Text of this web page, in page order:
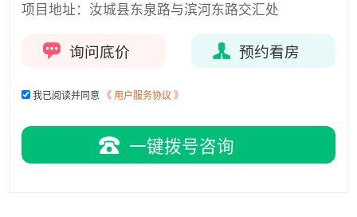
项目地址： 汝城县东泉路与滨河东路交汇处
询问底价 预约看房
我已阅读并同意 《 用户服务协议 》
一键拨号咨询